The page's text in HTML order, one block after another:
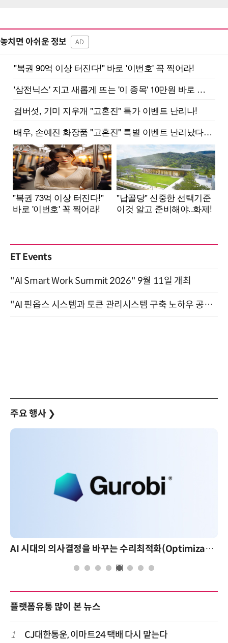
놓치면 아쉬운 정보 AD
ET Events
"AI Smart Work Summit 2026" 9월 11일 개최
"AI 핀옵스 시스템과 토큰 관리시스템 구축 노하우 공개" 잠실 한국광고문화회관 2층 대회의실 (8/21)
주요 행사 ❯
AI 시대의 의사결정을 바꾸는 수리최적화(Optimization): 실제 산업 적용 사례와 활용 전략
플랫폼유통 많이 본 뉴스
1 CJ대한통운, 이마트24 택배 다시 맡는다